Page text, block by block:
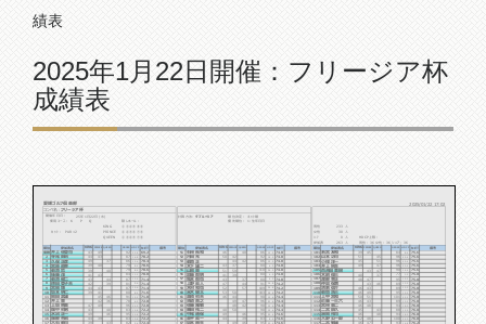
績表
2025年1月22日開催：フリージア杯
成績表
愛媛ゴルフ倶楽部
コンペ名:
計算方法: ダブルぺリア 順位決定： ネット順
隠しホール：
優先順位：
1:生年月日
①③④⑤⑧⑨
男性
人
参加者
93 16.8 76.2
74.6 117 二宮 敏雄 46 47
49 46 95 20.4
82 9.6 72.4 67 坂本 典生
17 大石 恭司 39 43
100 24.0 76.0
74.6 116 大野 公一郎 52 48
44 39 83 8.4
83 10.8 72.2 66 金平 眞一
16 服部 秀昭 44 39
94 76.0
74.6 115 渦岡 祐司
95
95 72.2 65 中尾 通保
15 水沼 正一
88 76.0
74.4 二宮 辰久
83 72.2 栗田 祐二
畑中 初男
宮﨑 憲二
佐藤 雅敏
上坂 晴美
89 13.2 75.8
74.4 近藤 一三六 46 43
49 47 21.6
6.0 72.0 62 寶道 喜之
井上 豊 42
101 25.2 75.8
74.4 111 上甲 宮和 50 51
46 44 90 15.6
91 19.2 71.8 61 髙橋 初夫
11 岡田 武雄 45 46
95 19.2 75.8
74.2 110 菊地 浩三 46 49
53 50 103 28.8
80 8.4 71.6 60 米木 駿太
10 坂本 明仁 39 41
89 13.2 75.8
74.2 109 清家 信介 46 43
52 57 109 34.8
87 15.6 71.4 59 木村 和也
9 宮岡 博 44 43
46 89 13.2 75.8
74.2 108 仲島 保満 43
47 44 91 16.8
81 9.6 71.4 58 上野 眞人
8 德田 登子夫 42 39
95 19.2 75.8
74.0 107 渡部 幸正 48 47
43 37 80 6.0
87 15.6 71.4 57 亀本 智也
7 菊池 健二 43 44
37 77 1.2 75.8
74.0 106 木綱 俊三 40
41 39 80 6.0
84 13.2 70.8 56 加藤 智明
6 後藤 茂 41 43
47 90 14.4 75.6
74.0 105 百合田 美樹 43
51 59 110 36.0
79 8.4 70.6 55 山岡 晋
5 菊池 哲 39 40
47 96 75.6
74.0 104 井上 秋生 49
43 37 80
79 70.6 54 木下 雄二
4 宮原 直幸 39 40
51 96 20.4 75.6
74.0 103 小櫻 洋一 45
44 42 86 12.0
86 15.6 70.4 53 菊池 正
3 久保 正彦 49 37
45 96 20.4 75.6
74.0 102 山本 功司 51
50 42 92 18.0
87 16.8 70.2 52 河田 充
2 寺尾 数則 44 43
84 8.4 75.6
74.0 101 若宮 友和 39 45
46 40 86 12.0
92 22.8 69.2 51 石﨑 長和
優勝 井上 佐登司 43 49
NET 備考
NET 備考 順位 参加者名 KING
KING HDCP
NET 備考 順位 参加者名
順位 参加者名 KING
HDCP上限：
男性：36 女性：36 シニア：36
2025/01/22 17:02
フリージア杯
開催年月日：
25年1月22日 (水)
使用コース：
K P Q